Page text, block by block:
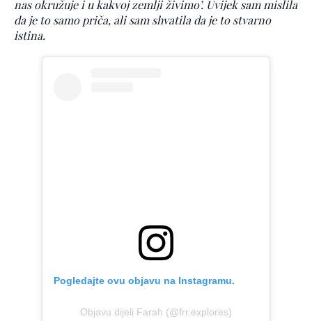
nas okružuje i u kakvoj zemlji živimo’. Uvijek sam mislila
da je to samo priča, ali sam shvatila da je to stvarno
istina.
Pogledajte ovu objavu na Instagramu.
Objavu dijeli Farah (@frr.explores)